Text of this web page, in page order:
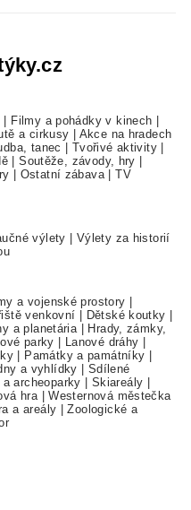
Filmy a pohádky v kinech
a cirkusy
Akce na hradech
tanec Tvořivé aktivity
|Soutěže, závody, hry
Ostatní zábava |TV
výlety
Výlety za historií
a vojenské prostory
venkovní Dětské koutky
a planetária
Hrady, zámky,
parky Lanové dráhy
Památky a památníky
a vyhlídky
Sdílené
archeoparky Skiareály
hra |Westernová městečka
a areály |Zoologické a